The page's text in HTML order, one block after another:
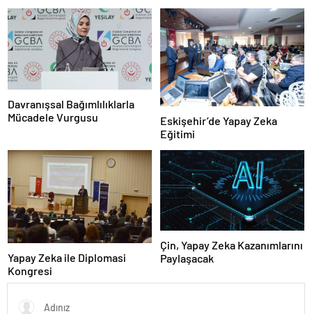
Davranışsal Bağımlılıklarla
Mücadele Vurgusu
Eskişehir’de Yapay Zeka
Eğitimi
Yapay Zeka ile Diplomasi
Kongresi
Çin, Yapay Zeka Kazanımlarını
Paylaşacak